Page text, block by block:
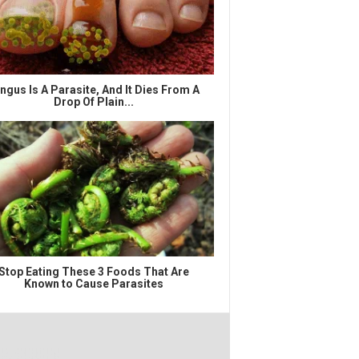
Is A Parasite, And It Dies From A
Drop Of Plain...
Eating These 3 Foods That Are
Known to Cause Parasites